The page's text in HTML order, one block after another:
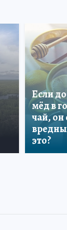
Если
мёд в
чай, он
это?